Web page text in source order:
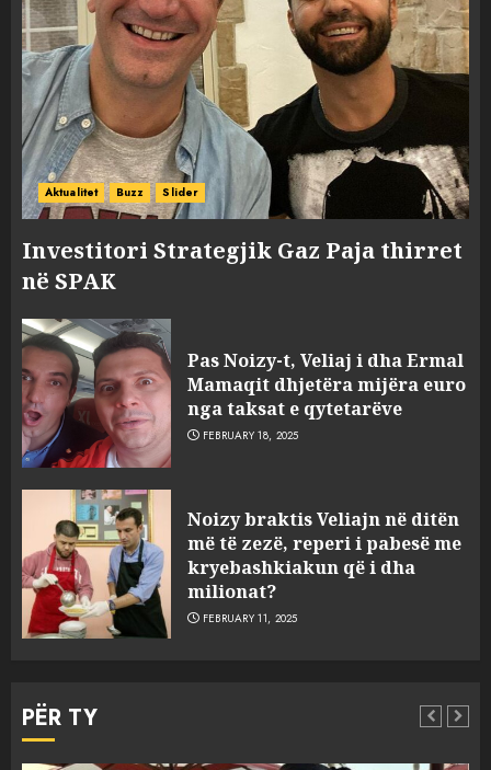
Aktualitet Buzz Slider
Investitori Strategjik Gaz Paja thirret
në SPAK
Pas Noizy-t, Veliaj i dha Ermal
Mamaqit dhjetëra mijëra euro
nga taksat e qytetarëve
FEBRUARY 18, 2025
Noizy braktis Veliajn në ditën
më të zezë, reperi i pabesë me
kryebashkiakun që i dha
milionat?
FEBRUARY 11, 2025
PËR TY
3
sulmuan “One Albania”,
ngjarja u fsheh. A u vodhën
serverat?
MARCH 25, 2025